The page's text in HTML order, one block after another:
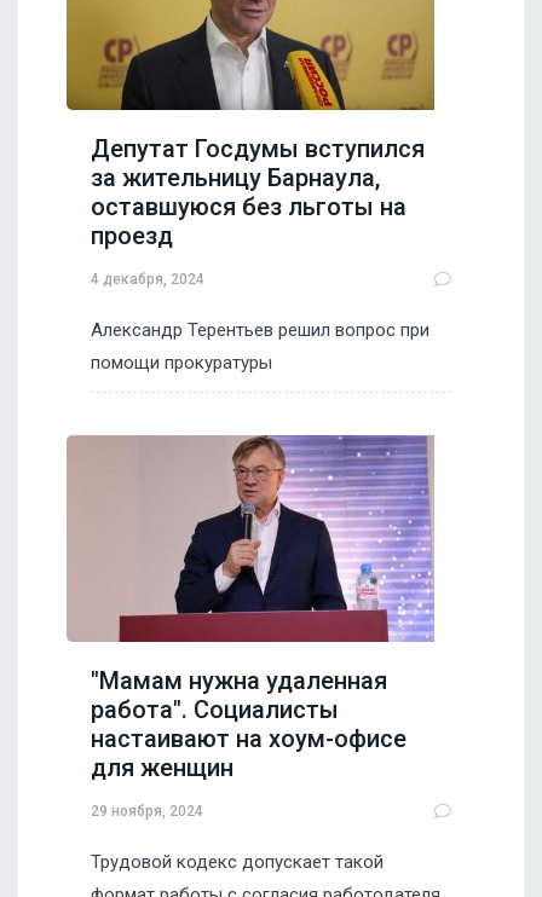
Депутат Госдумы вступился
за жительницу Барнаула,
оставшуюся без льготы на
проезд
4 декабря, 2024
Александр Терентьев решил вопрос при
помощи прокуратуры
"Мамам нужна удаленная
работа". Социалисты
настаивают на хоум-офисе
для женщин
29 ноября, 2024
Трудовой кодекс допускает такой